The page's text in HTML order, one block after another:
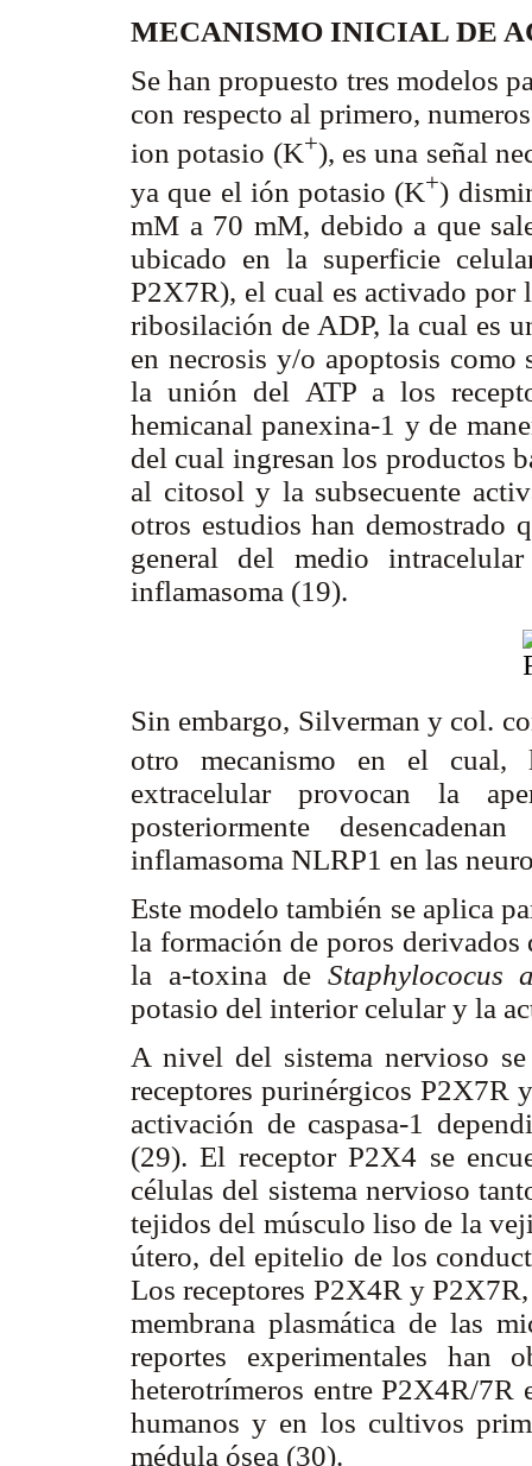
MECANISMO INICIAL DE
Se han propuesto tres modelos
con respecto al primero,
ion potasio (K+), es una señal
ya que el ión potasio (K+)
mM a 70 mM, debido a que
ubicado en la superficie
P2X7R), el cual es activado por
ribosilación de ADP, la cual es
en necrosis y/o apoptosis
la unión del ATP a los
hemicanal panexina-1 y de
del cual ingresan los productos
al citosol y la subsecuente
otros estudios han demostrado
general del medio
inflamasoma (19).
Sin embargo, Silverman y col.
otro mecanismo en el cual,
extracelular provocan la
posteriormente
inflamasoma NLRP1 en las
Este modelo también se aplica
la formación de poros derivados
la a-toxina de Staphylococus
potasio del interior celular y la
A nivel del sistema nervioso
receptores purinérgicos P2X7R
activación de caspasa-1
(29). El receptor P2X4 se
células del sistema nervioso
tejidos del músculo liso de la
útero, del epitelio de los
Los receptores P2X4R y
membrana plasmática de las
reportes experimentales han
heterotrímeros entre P2X4R/7R
humanos y en los cultivos
médula ósea (30).